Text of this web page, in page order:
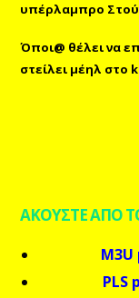
υπέρλαμπρο
Όποι@ θέλει να
στείλει μέηλ στο
ΑΚΟΥΣΤΕ ΑΠΟ
PLS